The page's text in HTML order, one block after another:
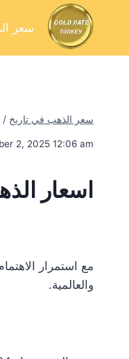
سعر
سعر الذهب في تاريخ /
2, 2025 12:06 am
اسعار الذهب
مع استمرار
والعالمية.